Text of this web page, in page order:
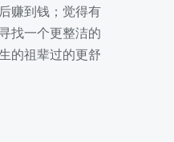
赚到钱；觉得有
找一个更整洁的
的祖辈过的更舒